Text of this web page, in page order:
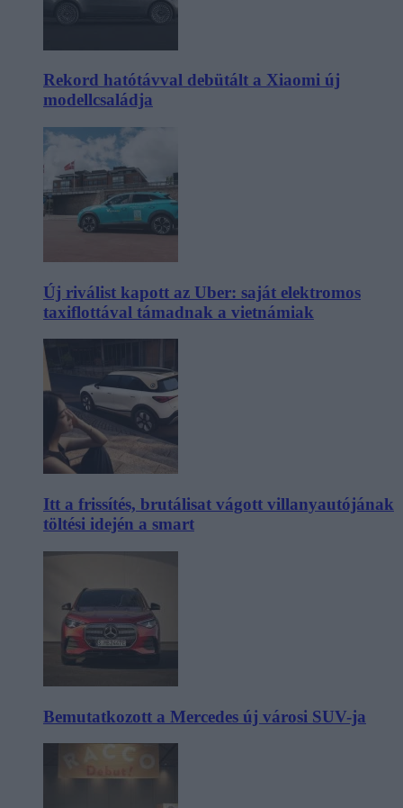
Rekord hatótávval debütált a Xiaomi új
modellcsaládja
Új riválist kapott az Uber: saját elektromos
taxiflottával támadnak a vietnámiak
Itt a frissítés, brutálisat vágott villanyautójának
töltési idején a smart
Bemutatkozott a Mercedes új városi SUV-ja